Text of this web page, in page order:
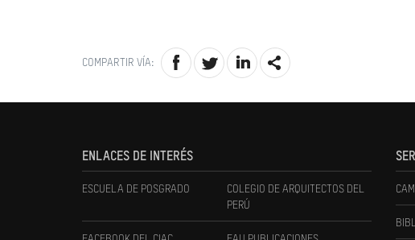
COMPARTIR VÍA:
ENLACES DE INTERÉS
ESCUELA DE POSGRADO
COLEGIO DE ARQUITECTOS DEL
PERÚ